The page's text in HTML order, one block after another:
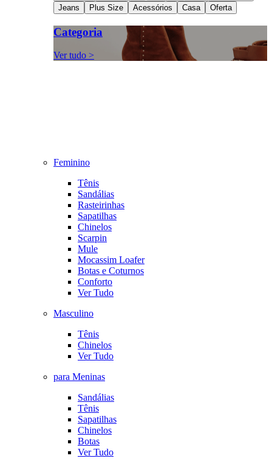
Jeans
Plus Size Acessórios Casa Oferta
Categoria
Ver tudo >
Feminino
Tênis
Sandálias
Rasteirinhas
Sapatilhas
Chinelos
Scarpin
Mule
Mocassim Loafer
Botas e Coturnos
Conforto
Ver Tudo
Masculino
Tênis
Chinelos
Ver Tudo
para Meninas
Sandálias
Tênis
Sapatilhas
Chinelos
Botas
Ver Tudo